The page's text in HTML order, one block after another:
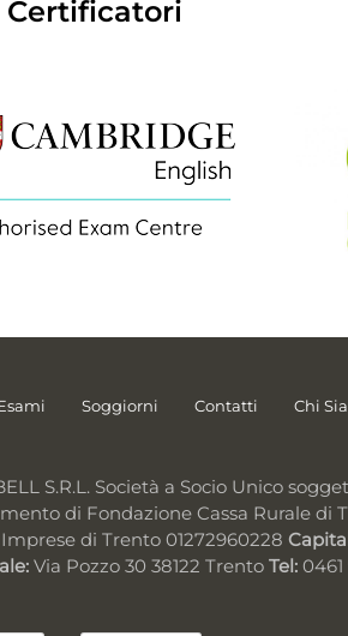
Certificatori
Soggiorni Contatti Chi
S.R.L. Società a Socio Unico
di Fondazione Cassa Rurale di
di Trento 01272960228
Via Pozzo 30 38122 TrentoTel:0461